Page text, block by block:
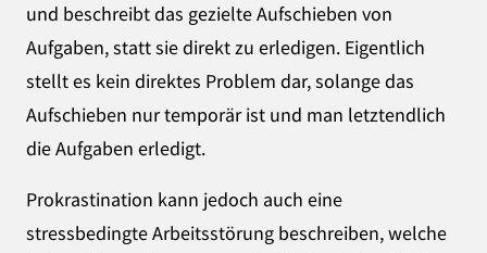
und beschreibt das gezielte Aufschieben von
Aufgaben, statt sie direkt zu erledigen. Eigentlich
stellt es kein direktes Problem dar, solange das
Aufschieben nur temporär ist und man letztendlich
die Aufgaben erledigt.
Prokrastination kann jedoch auch eine
stressbedingte Arbeitsstörung beschreiben, welche